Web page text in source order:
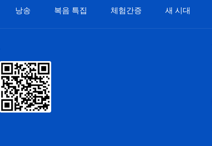
낭송 복음 특집 체험간증 새 시대